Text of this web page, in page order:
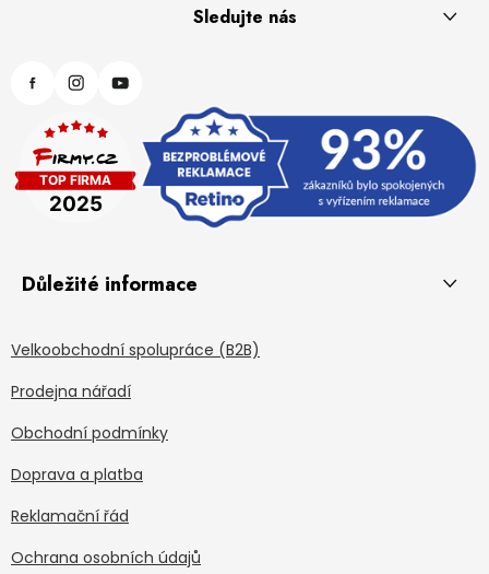
Sledujte nás
Důležité informace
Velkoobchodní spolupráce (B2B)
Prodejna nářadí
Obchodní podmínky
Doprava a platba
Reklamační řád
Ochrana osobních údajů